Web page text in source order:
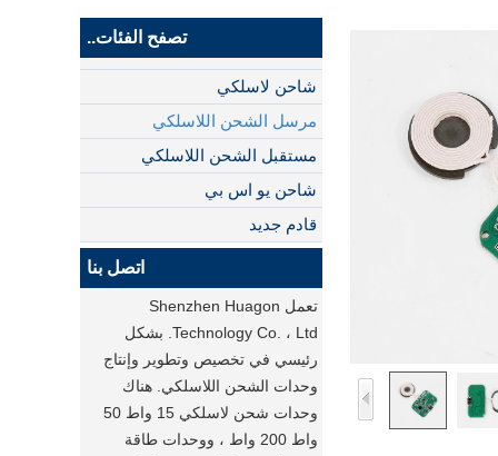
تصفح الفئات..
شاحن لاسلكي
مرسل الشحن اللاسلكي
مستقبل الشحن اللاسلكي
شاحن يو اس بي
قادم جديد
اتصل بنا
تعمل Shenzhen Huagon
Technology Co. ، Ltd. بشكل
رئيسي في تخصيص وتطوير وإنتاج
وحدات الشحن اللاسلكي. هناك
وحدات شحن لاسلكي 15 واط 50
واط 200 واط ، ووحدات طاقة